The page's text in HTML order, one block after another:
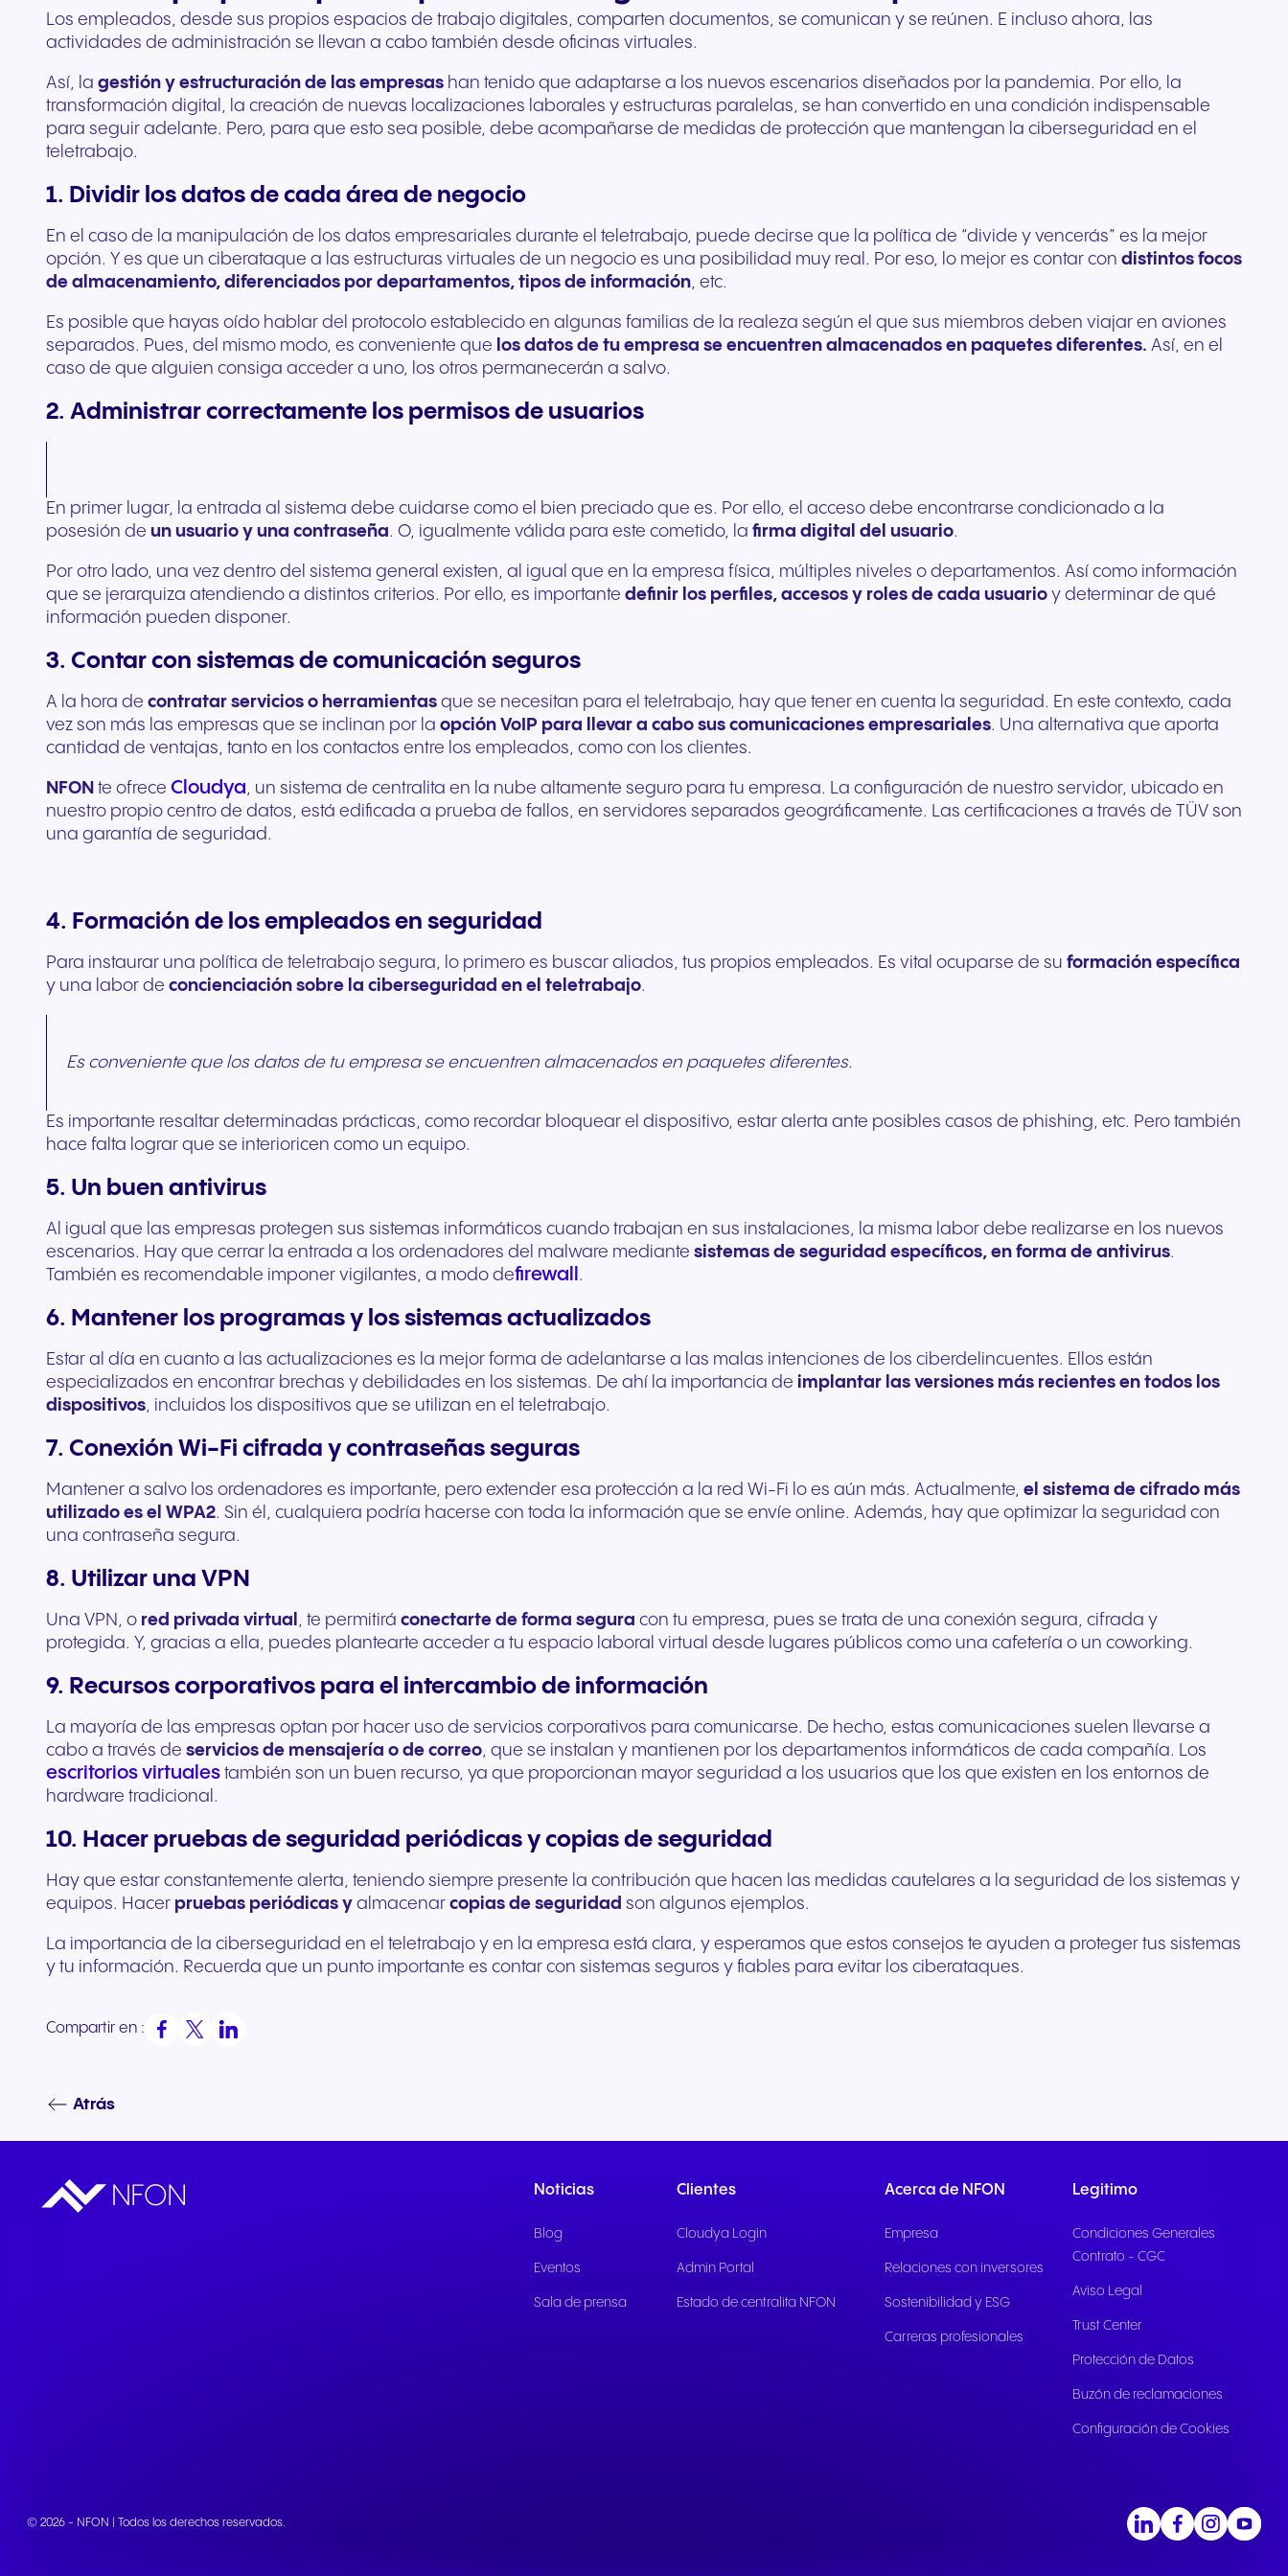
Comunicación fluida para
ofrecer experiencias y
los huéspedes.
Comunicación fiable para
ciudadanía.
Los empleados, desde sus propios espacios de trabajo digitales, comparten documentos, se comunican y se reúnen. E incluso ahora, las
actividades de administración se llevan a cabo también desde oficinas virtuales.
Así, la gestión y estructuración de las empresas han tenido que adaptarse a los nuevos escenarios diseñados por la pandemia. Por ello, la
transformación digital, la creación de nuevas localizaciones laborales y estructuras paralelas, se han convertido en una condición indispensable
para seguir adelante. Pero, para que esto sea posible, debe acompañarse de medidas de protección que mantengan la ciberseguridad en el
teletrabajo.
1. Dividir los datos de cada área de negocio
En el caso de la manipulación de los datos empresariales durante el teletrabajo, puede decirse que la política de “divide y vencerás” es la mejor
opción. Y es que un ciberataque a las estructuras virtuales de un negocio es una posibilidad muy real. Por eso, lo mejor es contar con distintos focos
de almacenamiento, diferenciados por departamentos, tipos de información, etc.
Es posible que hayas oído hablar del protocolo establecido en algunas familias de la realeza según el que sus miembros deben viajar en aviones
separados. Pues, del mismo modo, es conveniente que los datos de tu empresa se encuentren almacenados en paquetes diferentes. Así, en el
caso de que alguien consiga acceder a uno, los otros permanecerán a salvo.
2. Administrar correctamente los permisos de usuarios
En primer lugar, la entrada al sistema debe cuidarse como el bien preciado que es. Por ello, el acceso debe encontrarse condicionado a la
posesión de un usuario y una contraseña. O, igualmente válida para este cometido, la firma digital del usuario.
Por otro lado, una vez dentro del sistema general existen, al igual que en la empresa física, múltiples niveles o departamentos. Así como información
que se jerarquiza atendiendo a distintos criterios. Por ello, es importante definir los perfiles, accesos y roles de cada usuario y determinar de qué
información pueden disponer.
3. Contar con sistemas de comunicación seguros
A la hora de contratar servicios o herramientas que se necesitan para el teletrabajo, hay que tener en cuenta la seguridad. En este contexto, cada
vez son más las empresas que se inclinan por la opción VoIP para llevar a cabo sus comunicaciones empresariales. Una alternativa que aporta
cantidad de ventajas, tanto en los contactos entre los empleados, como con los clientes.
NFON te ofrece Cloudya, un sistema de centralita en la nube altamente seguro para tu empresa. La configuración de nuestro servidor, ubicado en
nuestro propio centro de datos, está edificada a prueba de fallos, en servidores separados geográficamente. Las certificaciones a través de TÜV son
una garantía de seguridad.
4. Formación de los empleados en seguridad
Para instaurar una política de teletrabajo segura, lo primero es buscar aliados, tus propios empleados. Es vital ocuparse de su formación específica
y una labor de concienciación sobre la ciberseguridad en el teletrabajo.
Es conveniente que los datos de tu empresa se encuentren almacenados en paquetes diferentes.
Es importante resaltar determinadas prácticas, como recordar bloquear el dispositivo, estar alerta ante posibles casos de phishing, etc. Pero también
hace falta lograr que se interioricen como un equipo.
5. Un buen antivirus
Al igual que las empresas protegen sus sistemas informáticos cuando trabajan en sus instalaciones, la misma labor debe realizarse en los nuevos
escenarios. Hay que cerrar la entrada a los ordenadores del malware mediante sistemas de seguridad específicos, en forma de antivirus.
También es recomendable imponer vigilantes, a modo defirewall .
6. Mantener los programas y los sistemas actualizados
Estar al día en cuanto a las actualizaciones es la mejor forma de adelantarse a las malas intenciones de los ciberdelincuentes. Ellos están
especializados en encontrar brechas y debilidades en los sistemas. De ahí la importancia de implantar las versiones más recientes en todos los
dispositivos, incluidos los dispositivos que se utilizan en el teletrabajo.
7. Conexión Wi-Fi cifrada y contraseñas seguras
Mantener a salvo los ordenadores es importante, pero extender esa protección a la red Wi-Fi lo es aún más. Actualmente, el sistema de cifrado más
utilizado es el WPA2. Sin él, cualquiera podría hacerse con toda la información que se envíe online. Además, hay que optimizar la seguridad con
una contraseña segura.
8. Utilizar una VPN
Una VPN, o red privada virtual , te permitirá conectarte de forma segura con tu empresa, pues se trata de una conexión segura, cifrada y
protegida. Y, gracias a ella, puedes plantearte acceder a tu espacio laboral virtual desde lugares públicos como una cafetería o un coworking.
9. Recursos corporativos para el intercambio de información
La mayoría de las empresas optan por hacer uso de servicios corporativos para comunicarse. De hecho, estas comunicaciones suelen llevarse a
cabo a través de servicios de mensajería o de correo, que se instalan y mantienen por los departamentos informáticos de cada compañía. Los
escritorios virtuales también son un buen recurso, ya que proporcionan mayor seguridad a los usuarios que los que existen en los entornos de
hardware tradicional.
10. Hacer pruebas de seguridad periódicas y copias de seguridad
Hay que estar constantemente alerta, teniendo siempre presente la contribución que hacen las medidas cautelares a la seguridad de los sistemas y
equipos. Hacer pruebas periódicas y almacenar copias de seguridad son algunos ejemplos.
La importancia de la ciberseguridad en el teletrabajo y en la empresa está clara, y esperamos que estos consejos te ayuden a proteger tus sistemas
y tu información. Recuerda que un punto importante es contar con sistemas seguros y fiables para evitar los ciberataques.
Compartir en :
Atrás
Noticias
Blog
Eventos
Sala de prensa
Clientes
Cloudya Login
Admin Portal
Estado de centralita NFON
Acerca de NFON
Empresa
Relaciones con inversores
Sostenibilidad y ESG
Carreras profesionales
Legitimo
Condiciones Generales
Contrato - CGC
Aviso Legal
Trust Center
Protección de Datos
Buzón de reclamaciones
Configuración de Cookies
© 2026 - NFON | Todos los derechos reservados.